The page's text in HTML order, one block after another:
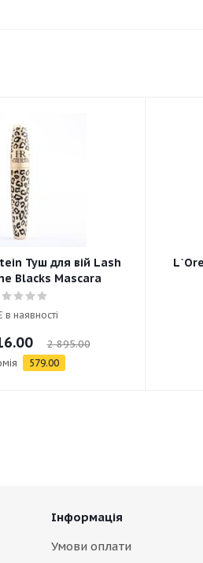
Туш для вій Lash
Blacks Mascara
в наявності
2 895.00
579.00
Інформація
Умови оплати